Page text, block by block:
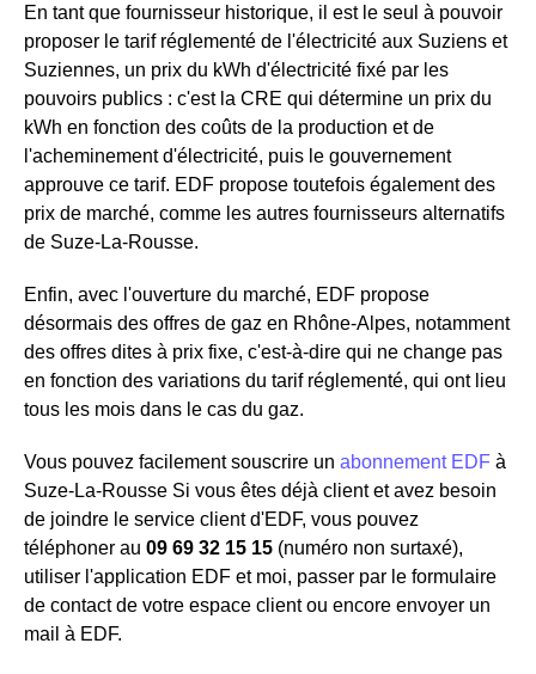
En tant que fournisseur historique, il est le seul à pouvoir
proposer le tarif réglementé de l'électricité aux Suziens et
Suziennes, un prix du kWh d'électricité fixé par les
pouvoirs publics : c'est la CRE qui détermine un prix du
kWh en fonction des coûts de la production et de
l'acheminement d'électricité, puis le gouvernement
approuve ce tarif. EDF propose toutefois également des
prix de marché, comme les autres fournisseurs alternatifs
de Suze-La-Rousse.
Enfin, avec l'ouverture du marché, EDF propose
désormais des offres de gaz en Rhône-Alpes, notamment
des offres dites à prix fixe, c'est-à-dire qui ne change pas
en fonction des variations du tarif réglementé, qui ont lieu
tous les mois dans le cas du gaz.
Vous pouvez facilement souscrire un abonnement EDF à
Suze-La-Rousse Si vous êtes déjà client et avez besoin
de joindre le service client d'EDF, vous pouvez
téléphoner au 09 69 32 15 15 (numéro non surtaxé),
utiliser l'application EDF et moi, passer par le formulaire
de contact de votre espace client ou encore envoyer un
mail à EDF.